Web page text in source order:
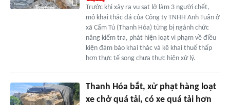
Trước khi xảy ra vụ sạt lở làm 3 người chết,
mỏ khai thác đá của Công ty TNHH Anh Tuấn ở
xã Cẩm Tú (Thanh Hóa) từng bị ngành chức
năng kiểm tra, phát hiện loạt vi phạm về điều
kiện đảm bảo khai thác và kê khai thuế thấp
hơn thực tế song chưa thực hiện xử lý.
Thanh Hóa bắt, xử phạt hàng loạt
xe chở quá tải, có xe quá tải hơn